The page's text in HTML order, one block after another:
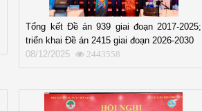
Tổng kết Đề án 939 giai đoạn 2017-2025;
triển khai Đề án 2415 giai đoạn 2026-2030
08/12/2025
2443558